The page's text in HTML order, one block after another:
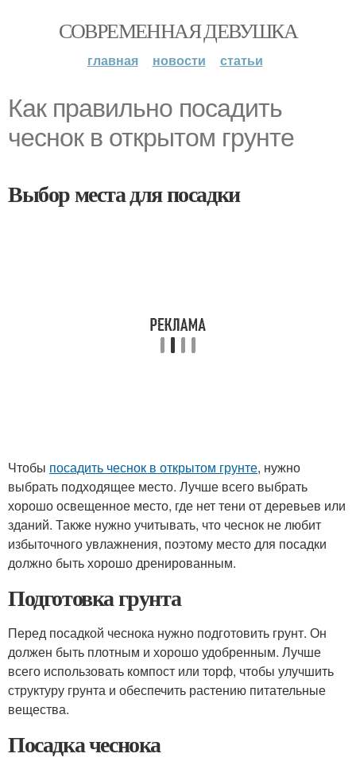
СОВРЕМЕННАЯ ДЕВУШКА
главная новости статьи
Как правильно посадить
чеснок в открытом грунте
Выбор места для посадки
Чтобы посадить чеснок в открытом грунте, нужно
выбрать подходящее место. Лучше всего выбрать
хорошо освещенное место, где нет тени от деревьев или
зданий. Также нужно учитывать, что чеснок не любит
избыточного увлажнения, поэтому место для посадки
должно быть хорошо дренированным.
Подготовка грунта
Перед посадкой чеснока нужно подготовить грунт. Он
должен быть плотным и хорошо удобренным. Лучше
всего использовать компост или торф, чтобы улучшить
структуру грунта и обеспечить растению питательные
вещества.
Посадка чеснока